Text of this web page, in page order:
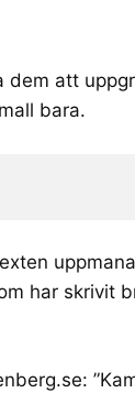
att
bara.
har skrivit
”